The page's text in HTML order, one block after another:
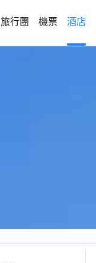
旅行團 機票 酒店